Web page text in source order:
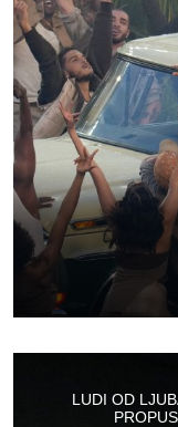
LUDI OD